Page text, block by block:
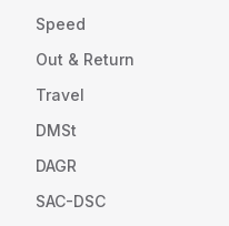
Speed
Out & Return
Travel
DMSt
DAGR
SAC-DSC